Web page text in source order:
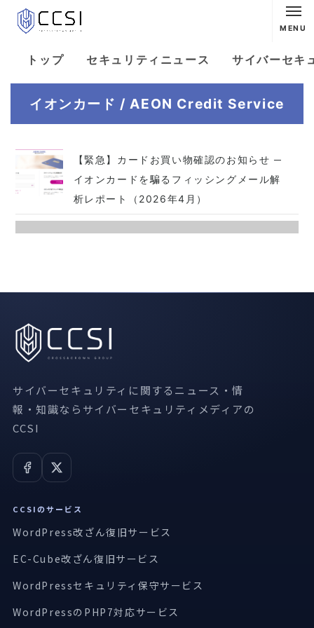
MENU
トップ セキュリティニュース サイバーセキ
イオンカード / AEON Credit Service
【緊急】カードお買い物確認のお知らせ ─
イオンカードを騙るフィッシングメール解
析レポート（2026年4月）
サイバーセキュリティに関するニュース・情
報・知識ならサイバーセキュリティメディアの
CCSI
CCSIのサービス
WordPress改ざん復旧サービス
EC-Cube改ざん復旧サービス
WordPressセキュリティ保守サービス
WordPressのPHP7対応サービス